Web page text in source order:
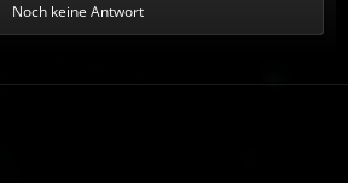
Noch keine Antwort